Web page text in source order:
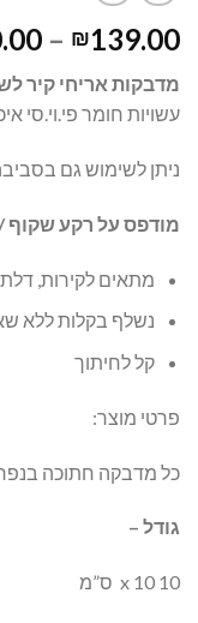
₪139.00
–
מדבקות אריחי קיר
עשויות חומר פי.וי.סי
ניתן לשימוש גם
מודפס על רקע שקוף
מתאים לקירות,
נשלף בקלות ללא
קל לחיתוך
פרטי מוצר:
כל מדבקה חתוכה
גודל –
10 x 10 ס”מ